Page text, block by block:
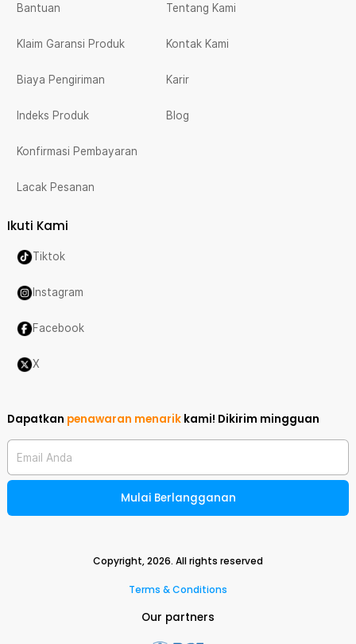
Bantuan
Klaim Garansi Produk
Biaya Pengiriman
Indeks Produk
Konfirmasi Pembayaran
Lacak Pesanan
Tentang Kami
Kontak Kami
Karir
Blog
Ikuti Kami
Tiktok
Instagram
Facebook
X
Dapatkan penawaran menarik kami! Dikirim mingguan
Email Anda
Mulai Berlangganan
Copyright,2026. All rights reserved
Terms & Conditions
Our partners